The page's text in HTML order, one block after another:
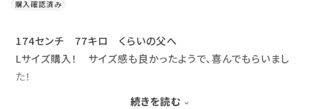
174センチ 77キロ くらいの父へ
Lサイズ購入！ サイズ感も良かったようで、喜んでもらいまし
た！
今後の父の日も買い替えのタイミングくらいで、
続きを読む